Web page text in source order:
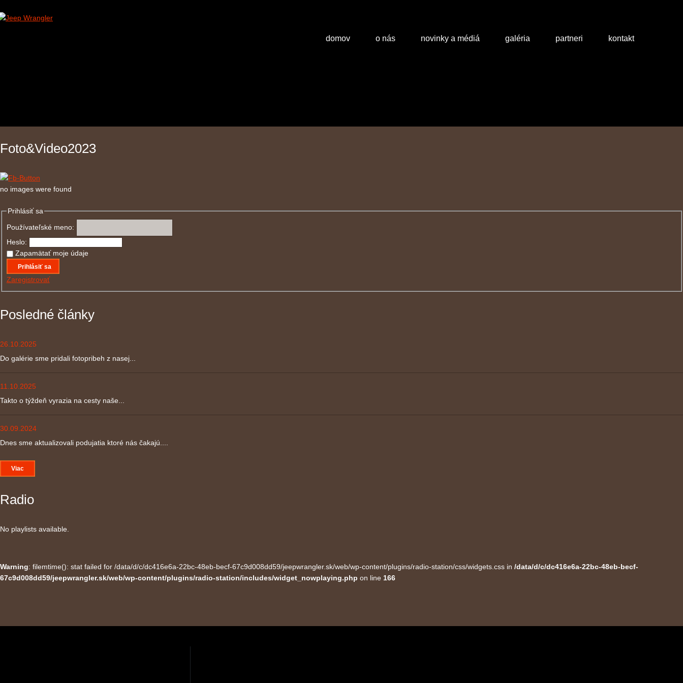
domov o nás novinky a médiá galéria partneri kontakt
Foto&Video2023
no images were found
Prihlásiť sa
Používateľské meno:
Heslo:
Zapamätať moje údaje
Prihlásiť sa
Zaregistrovať
Posledné články
26.10.2025
Do galérie sme pridali fotopribeh z nasej...
11.10.2025
Takto o týždeň vyrazia na cesty naše...
30.09.2024
Dnes sme aktualizovali podujatia ktoré nás čakajú....
Viac
Radio
No playlists available.
Warning: filemtime(): stat failed for /data/d/c/dc416e6a-22bc-48eb-becf-67c9d008dd59/jeepwrangler.sk/web/wp-content/plugins/radio-station/css/widgets.css in /data/d/c/dc416e6a-22bc-48eb-becf-
67c9d008dd59/jeepwrangler.sk/web/wp-content/plugins/radio-station/includes/widget_nowplaying.php on line 166